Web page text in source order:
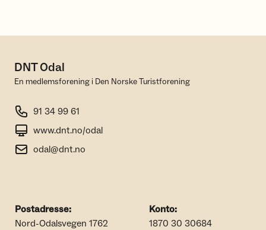
DNT Odal
En medlemsforening i Den Norske Turistforening
91 34 99 61
www.dnt.no/odal
odal@dnt.no
Postadresse:
Nord-Odalsvegen 1762
Konto:
1870 30 30684